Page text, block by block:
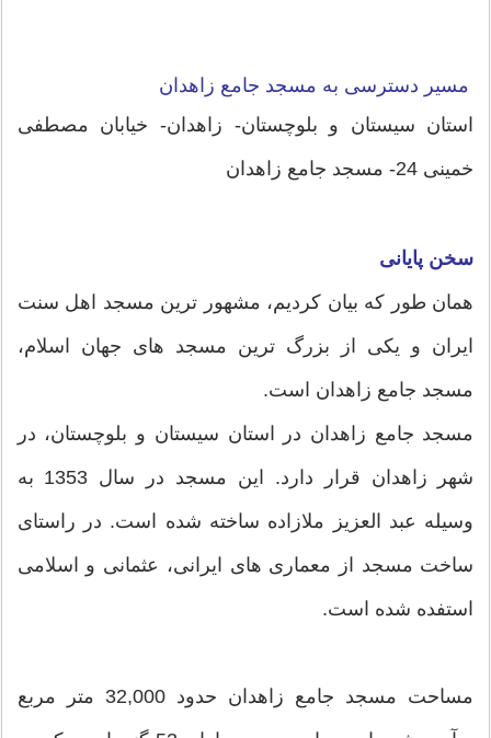
مسیر دسترسی به مسجد جامع زاهدان
استان سیستان و بلوچستان- زاهدان- خیابان مصطفی
خمینی 24- مسجد جامع زاهدان
سخن پایانی
همان طور که بیان کردیم، مشهور ترین مسجد اهل سنت
ایران و یکی از بزرگ ترین مسجد های جهان اسلام،
مسجد جامع زاهدان است.
مسجد جامع زاهدان در استان سیستان و بلوچستان، در
شهر زاهدان قرار دارد. این مسجد در سال 1353 به
وسیله عبد العزیز ملازاده ساخته شده است. در راستای
ساخت مسجد از معماری های ایرانی، عثمانی و اسلامی
استفده شده است.
مساحت مسجد جامع زاهدان حدود 32,000 متر مربع